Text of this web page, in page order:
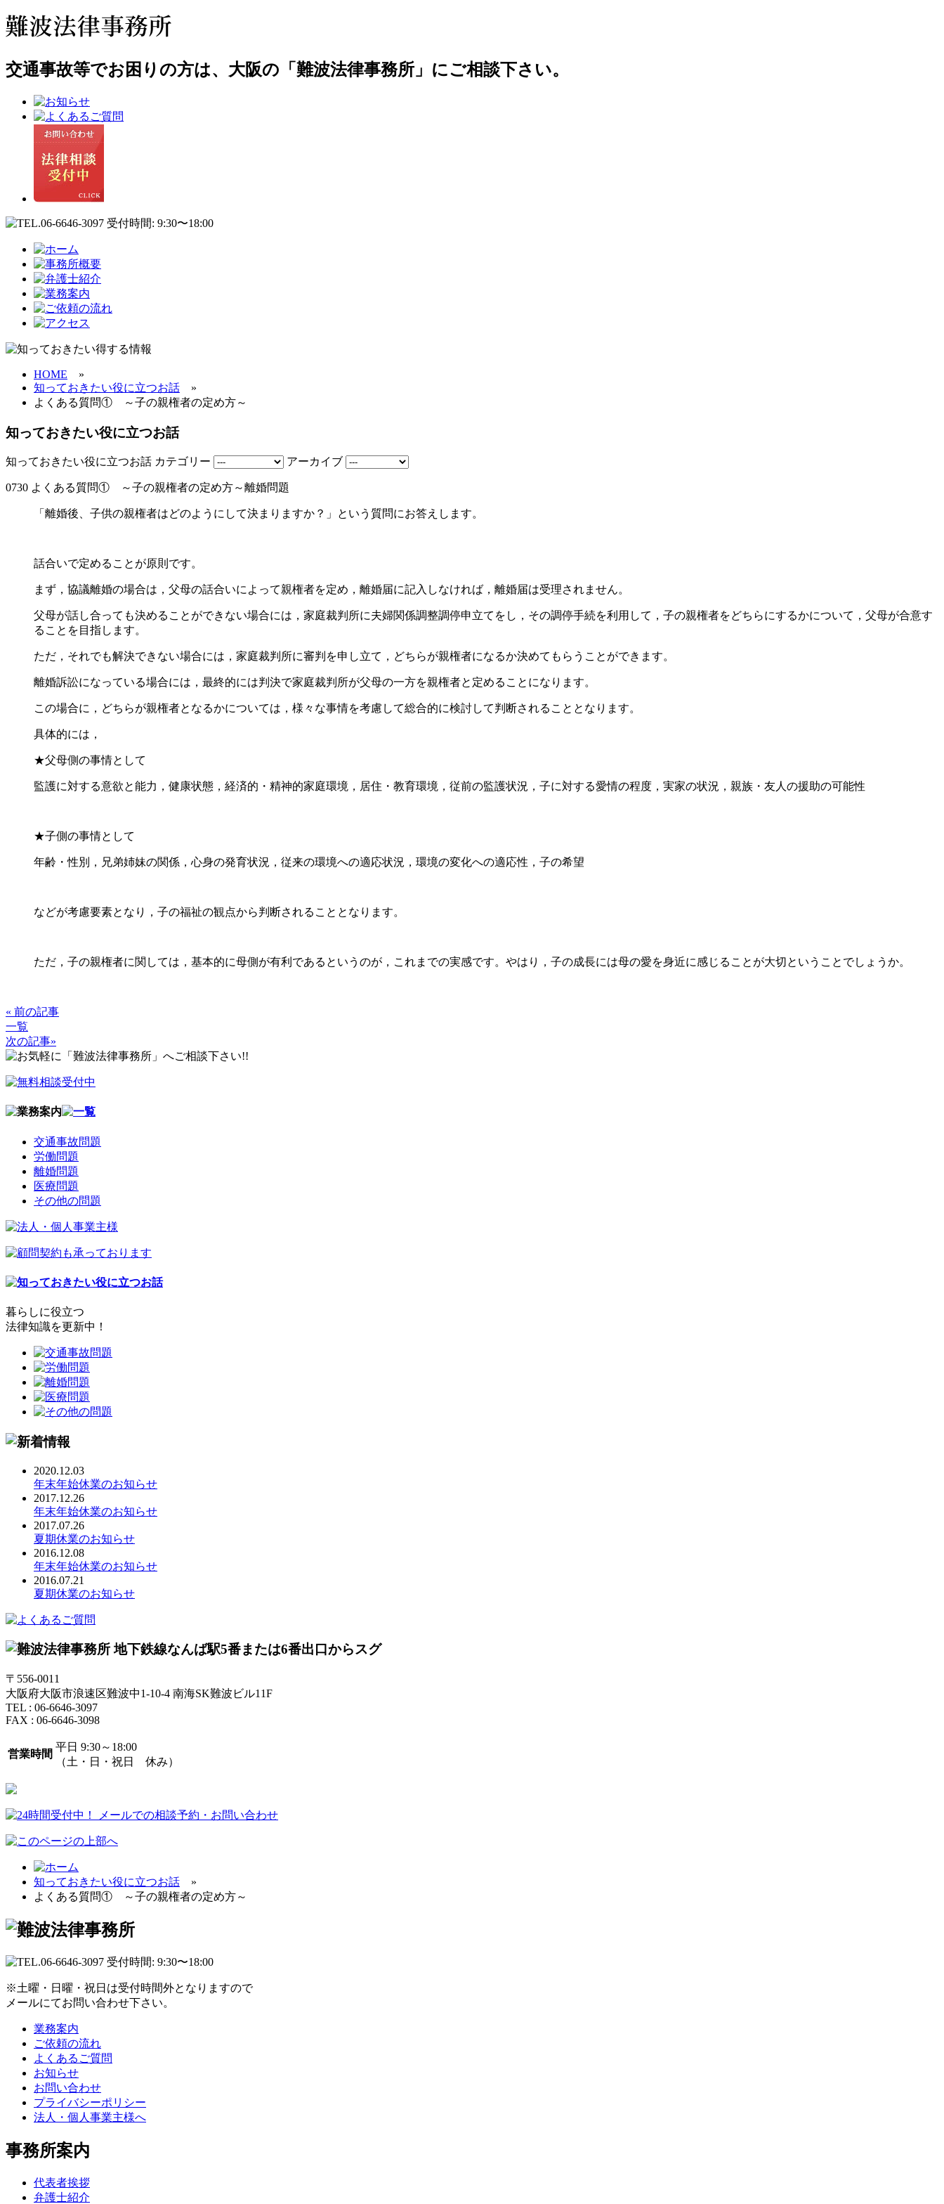
交通事故等でお困りの方は、大阪の「難波法律事務所」にご相談下さい。
HOME »
知っておきたい役に立つお話 »
よくある質問① ～子の親権者の定め方～
知っておきたい役に立つお話
知っておきたい役に立つお話 カテゴリー アーカイブ
0730 よくある質問① ～子の親権者の定め方～離婚問題
「離婚後、子供の親権者はどのようにして決まりますか？」という質問にお答えします。
話合いで定めることが原則です。
まず，協議離婚の場合は，父母の話合いによって親権者を定め，離婚届に記入しなければ，離婚届は受理されません。
父母が話し合っても決めることができない場合には，家庭裁判所に夫婦関係調整調停申立てをし，その調停手続を利用して，子の親権者をどちらにするかについて，父母が合意す
ることを目指します。
ただ，それでも解決できない場合には，家庭裁判所に審判を申し立て，どちらが親権者になるか決めてもらうことができます。
離婚訴訟になっている場合には，最終的には判決で家庭裁判所が父母の一方を親権者と定めることになります。
この場合に，どちらが親権者となるかについては，様々な事情を考慮して総合的に検討して判断されることとなります。
具体的には，
★父母側の事情として
監護に対する意欲と能力，健康状態，経済的・精神的家庭環境，居住・教育環境，従前の監護状況，子に対する愛情の程度，実家の状況，親族・友人の援助の可能性
★子側の事情として
年齢・性別，兄弟姉妹の関係，心身の発育状況，従来の環境への適応状況，環境の変化への適応性，子の希望
などが考慮要素となり，子の福祉の観点から判断されることとなります。
ただ，子の親権者に関しては，基本的に母側が有利であるというのが，これまでの実感です。やはり，子の成長には母の愛を身近に感じることが大切ということでしょうか。
« 前の記事
一覧
次の記事»
交通事故問題
労働問題
離婚問題
医療問題
その他の問題
暮らしに役立つ
法律知識を更新中！
2020.12.03
年末年始休業のお知らせ
2017.12.26
年末年始休業のお知らせ
2017.07.26
夏期休業のお知らせ
2016.12.08
年末年始休業のお知らせ
2016.07.21
夏期休業のお知らせ
〒556-0011
大阪府大阪市浪速区難波中1-10-4 南海SK難波ビル11F
TEL : 06-6646-3097
FAX : 06-6646-3098
営業時間
平日 9:30～18:00
（土・日・祝日 休み）
知っておきたい役に立つお話 »
よくある質問① ～子の親権者の定め方～
※土曜・日曜・祝日は受付時間外となりますので
メールにてお問い合わせ下さい。
業務案内
ご依頼の流れ
よくあるご質問
お知らせ
お問い合わせ
プライバシーポリシー
法人・個人事業主様へ
事務所案内
代表者挨拶
弁護士紹介